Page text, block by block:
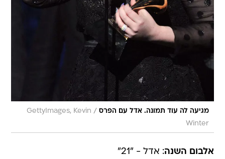
מגיעה לה עוד תמונה. אדל עם הפרס /
GettyImages, Kevin
Winter
אלבום השנה: אדל - "21"